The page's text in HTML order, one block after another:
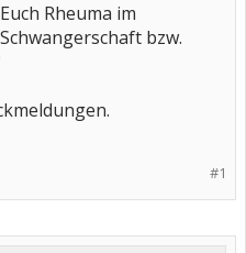
Rheuma im
bzw.
#1